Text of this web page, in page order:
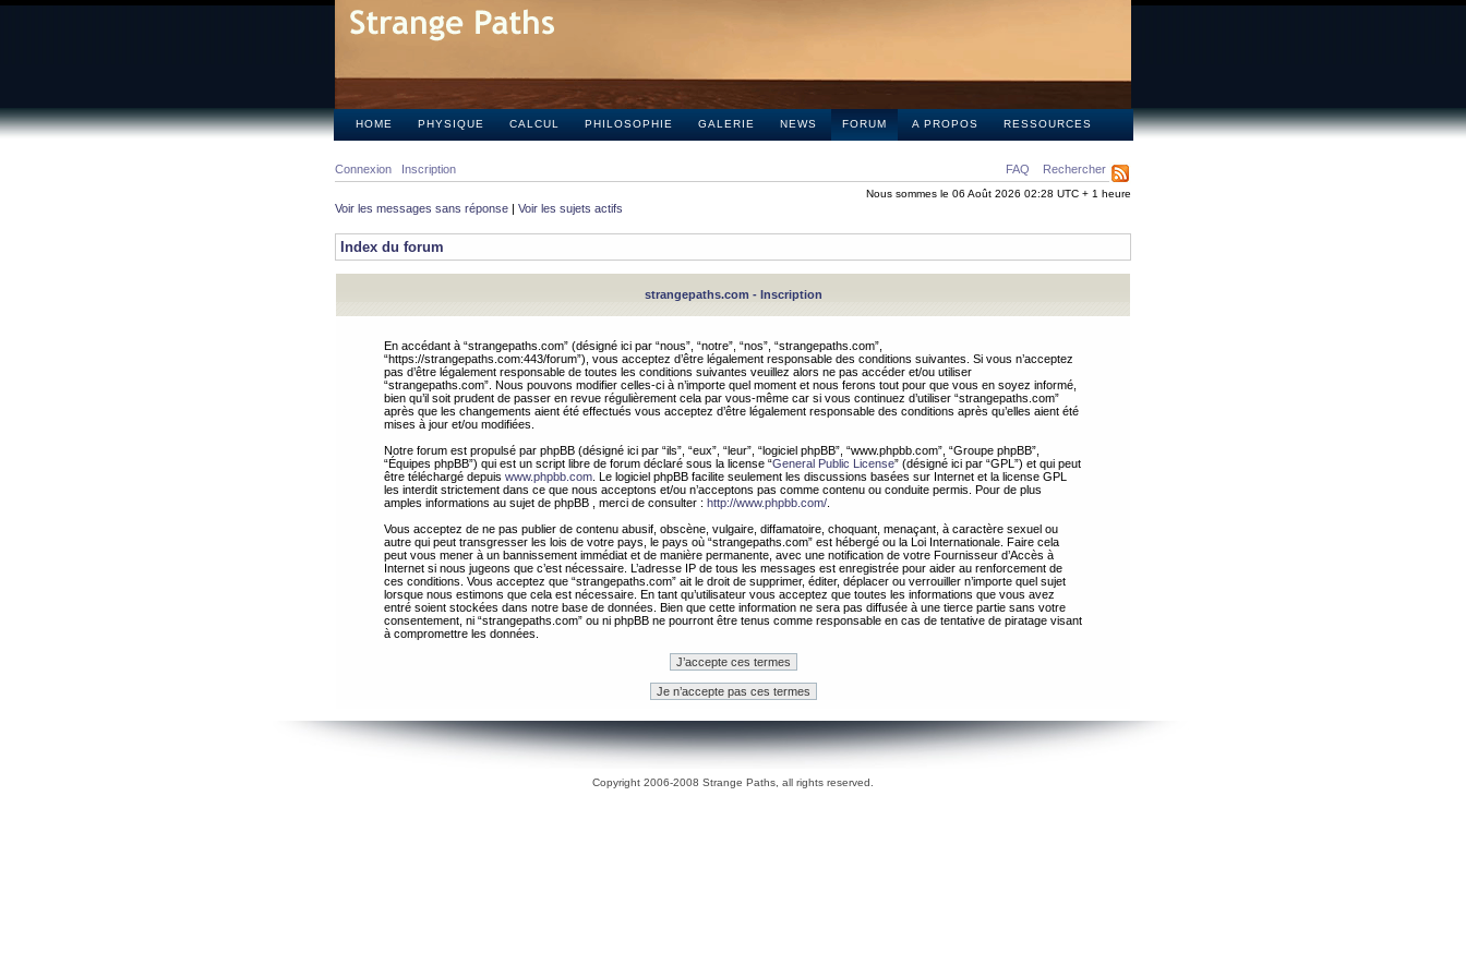
HOME PHYSIQUE CALCUL PHILOSOPHIE GALERIE NEWS FORUM A PROPOS RESSOURCES
FAQ Rechercher
Connexion Inscription
Nous sommes le 06 Août 2026 02:28 UTC + 1 heure
Voir les messages sans réponse | Voir les sujets actifs
Index du forum
strangepaths.com - Inscription
En accédant à “strangepaths.com” (désigné ici par “nous”, “notre”, “nos”, “strangepaths.com”,
“https://strangepaths.com:443/forum”), vous acceptez d’être légalement responsable des conditions suivantes. Si vous n’acceptez
pas d’être légalement responsable de toutes les conditions suivantes veuillez alors ne pas accéder et/ou utiliser
“strangepaths.com”. Nous pouvons modifier celles-ci à n’importe quel moment et nous ferons tout pour que vous en soyez informé,
bien qu’il soit prudent de passer en revue régulièrement cela par vous-même car si vous continuez d’utiliser “strangepaths.com”
après que les changements aient été effectués vous acceptez d’être légalement responsable des conditions après qu’elles aient été
mises à jour et/ou modifiées.
Notre forum est propulsé par phpBB (désigné ici par “ils”, “eux”, “leur”, “logiciel phpBB”, “www.phpbb.com”, “Groupe phpBB”,
“Équipes phpBB”) qui est un script libre de forum déclaré sous la license “General Public License” (désigné ici par “GPL”) et qui peut
être téléchargé depuis www.phpbb.com . Le logiciel phpBB facilite seulement les discussions basées sur Internet et la license GPL
les interdit strictement dans ce que nous acceptons et/ou n’acceptons pas comme contenu ou conduite permis. Pour de plus
amples informations au sujet de phpBB , merci de consulter : http://www.phpbb.com/
Vous acceptez de ne pas publier de contenu abusif, obscène, vulgaire, diffamatoire, choquant, menaçant, à caractère sexuel ou
autre qui peut transgresser les lois de votre pays, le pays où “strangepaths.com” est hébergé ou la Loi Internationale. Faire cela
peut vous mener à un bannissement immédiat et de manière permanente, avec une notification de votre Fournisseur d’Accès à
Internet si nous jugeons que c’est nécessaire. L’adresse IP de tous les messages est enregistrée pour aider au renforcement de
ces conditions. Vous acceptez que “strangepaths.com” ait le droit de supprimer, éditer, déplacer ou verrouiller n’importe quel sujet
lorsque nous estimons que cela est nécessaire. En tant qu’utilisateur vous acceptez que toutes les informations que vous avez
entré soient stockées dans notre base de données. Bien que cette information ne sera pas diffusée à une tierce partie sans votre
consentement, ni “strangepaths.com” ou ni phpBB ne pourront être tenus comme responsable en cas de tentative de piratage visant
à compromettre les données.
Copyright 2006-2008 Strange Paths, all rights reserved.